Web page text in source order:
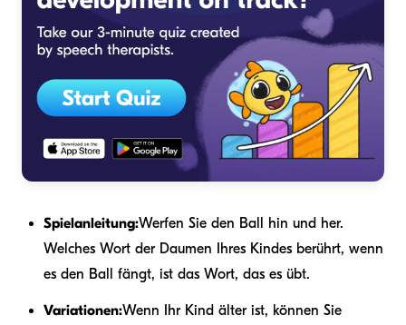
Spielanleitung:Werfen Sie den Ball hin und her.
Welches Wort der Daumen Ihres Kindes berührt, wenn
es den Ball fängt, ist das Wort, das es übt.
Variationen:Wenn Ihr Kind älter ist, können Sie